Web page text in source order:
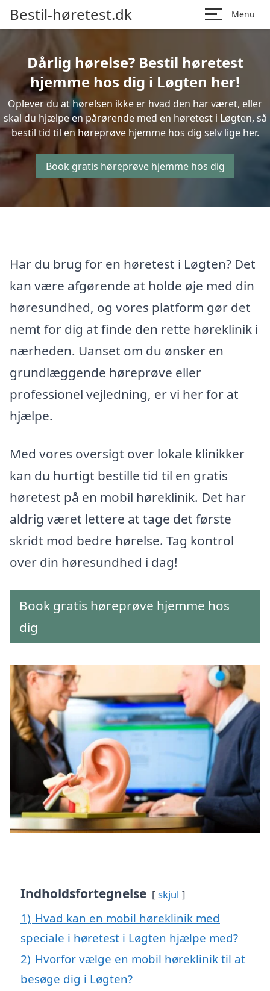
Bestil-høretest.dk Menu
Dårlig hørelse? Bestil høretest
hjemme hos dig i Løgten her!
Oplever du at hørelsen ikke er hvad den har været, eller
skal du hjælpe en pårørende med en høretest i Løgten, så
bestil tid til en høreprøve hjemme hos dig selv lige her.
Book gratis høreprøve hjemme hos dig
Har du brug for en høretest i Løgten? Det
kan være afgørende at holde øje med din
høresundhed, og vores platform gør det
nemt for dig at finde den rette høreklinik i
nærheden. Uanset om du ønsker en
grundlæggende høreprøve eller
professionel vejledning, er vi her for at
hjælpe.
Med vores oversigt over lokale klinikker
kan du hurtigt bestille tid til en gratis
høretest på en mobil høreklinik. Det har
aldrig været lettere at tage det første
skridt mod bedre hørelse. Tag kontrol
over din høresundhed i dag!
Book gratis høreprøve hjemme hos
dig
Indholdsfortegnelse skjul
1) Hvad kan en mobil høreklinik med
speciale i høretest i Løgten hjælpe med?
2) Hvorfor vælge en mobil høreklinik til at
besøge dig i Løgten?